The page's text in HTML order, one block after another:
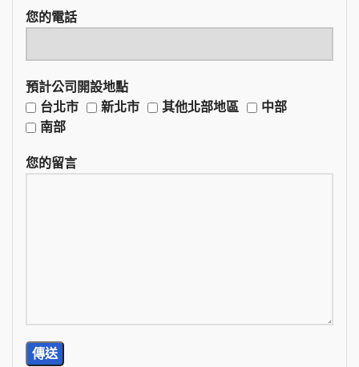
您的電話
預計公司開設地點
台北市
新北市 其他北部地區
中部
南部
您的留言